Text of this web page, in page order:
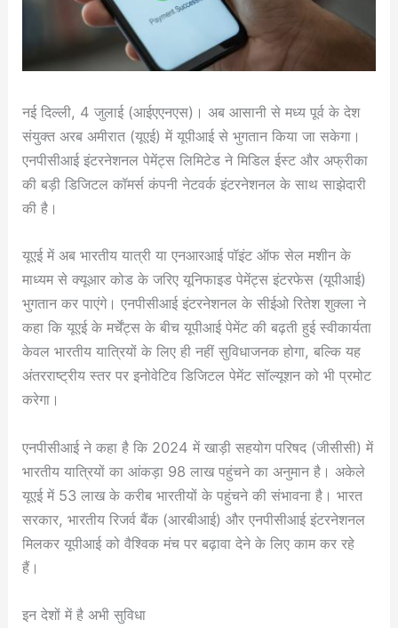
नई दिल्ली, 4 जुलाई (आईएएनएस)। अब आसानी से मध्य पूर्व के देश
संयुक्त अरब अमीरात (यूएई) में यूपीआई से भुगतान किया जा सकेगा।
एनपीसीआई इंटरनेशनल पेमेंट्स लिमिटेड ने मिडिल ईस्ट और अफ्रीका
की बड़ी डिजिटल कॉमर्स कंपनी नेटवर्क इंटरनेशनल के साथ साझेदारी
की है।
यूएई में अब भारतीय यात्री या एनआरआई पॉइंट ऑफ सेल मशीन के
माध्यम से क्यूआर कोड के जरिए यूनिफाइड पेमेंट्स इंटरफेस (यूपीआई)
भुगतान कर पाएंगे। एनपीसीआई इंटरनेशनल के सीईओ रितेश शुक्ला ने
कहा कि यूएई के मर्चेंट्स के बीच यूपीआई पेमेंट की बढ़ती हुई स्वीकार्यता
केवल भारतीय यात्रियों के लिए ही नहीं सुविधाजनक होगा, बल्कि यह
अंतरराष्ट्रीय स्तर पर इनोवेटिव डिजिटल पेमेंट सॉल्यूशन को भी प्रमोट
करेगा।
एनपीसीआई ने कहा है कि 2024 में खाड़ी सहयोग परिषद (जीसीसी) में
भारतीय यात्रियों का आंकड़ा 98 लाख पहुंचने का अनुमान है। अकेले
यूएई में 53 लाख के करीब भारतीयों के पहुंचने की संभावना है। भारत
सरकार, भारतीय रिजर्व बैंक (आरबीआई) और एनपीसीआई इंटरनेशनल
मिलकर यूपीआई को वैश्विक मंच पर बढ़ावा देने के लिए काम कर रहे
हैं।
इन देशों में है अभी सुविधा